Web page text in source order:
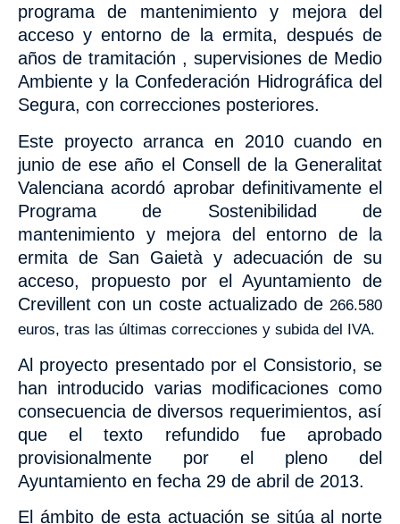
programa de mantenimiento y mejora del
acceso y entorno de la ermita, después de
años de tramitación , supervisiones de Medio
Ambiente y la Confederación Hidrográfica del
Segura, con correcciones posteriores.
Este proyecto arranca en 2010 cuando en
junio de ese año el Consell de la Generalitat
Valencianaacordó aprobar definitivamente el
Programa de Sostenibilidad de
mantenimiento y mejora del entorno de la
ermita de San Gaietà y adecuación de su
acceso, propuesto por el Ayuntamiento de
Crevillent con un coste actualizado de 266.580
euros, tras las últimas correcciones y subida del IVA.
Al proyecto presentado por el Consistorio, se
han introducido varias modificaciones como
consecuencia de diversos requerimientos, así
que el texto refundido fue aprobado
provisionalmente por el pleno del
Ayuntamiento en fecha 29 de abril de 2013.
El ámbito de esta actuación se sitúa al norte